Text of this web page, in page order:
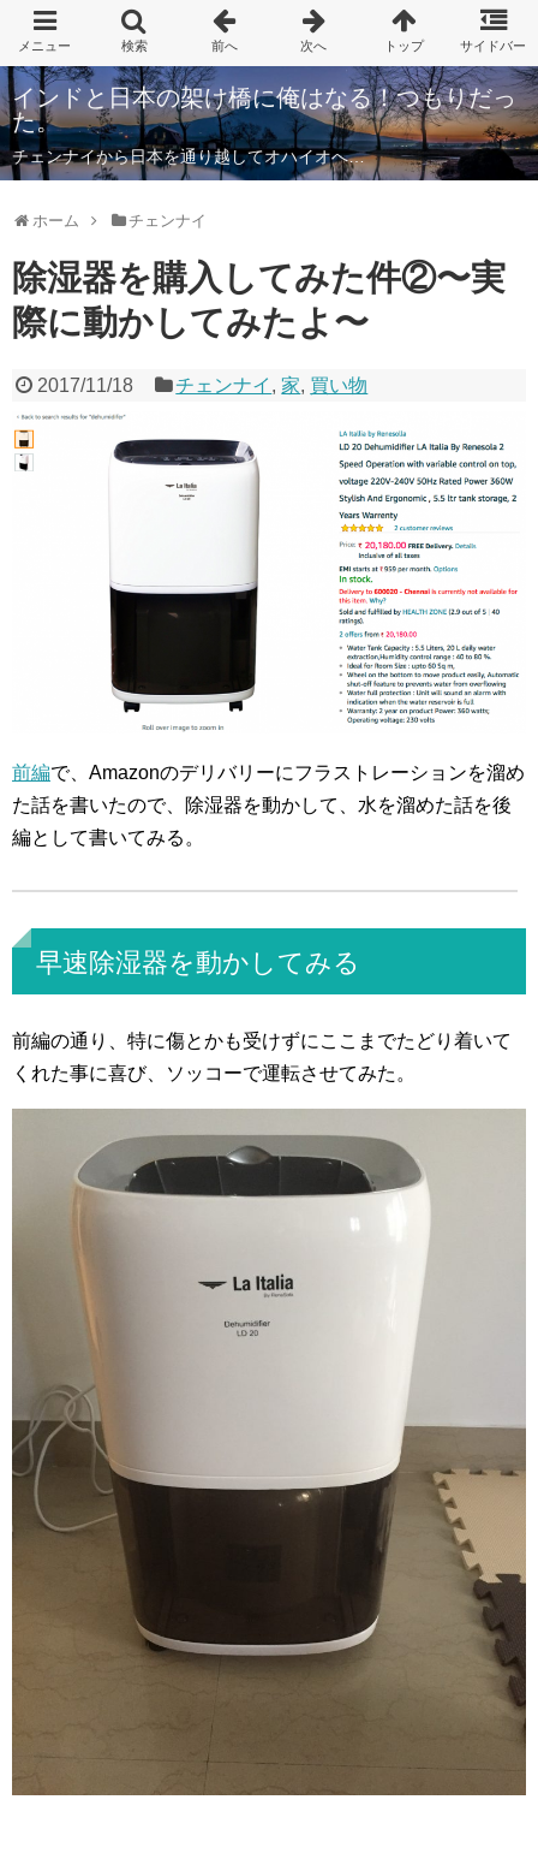
インドと日本の架け橋に俺はなる！つもりだっ
た。
チェンナイから日本を通り越してオハイオへ…
ホーム チェンナイ
除湿器を購入してみた件②〜実
際に動かしてみたよ〜
2017/11/18 チェンナイ ,家, 買い物
前編で、Amazonのデリバリーにフラストレーションを溜め
た話を書いたので、除湿器を動かして、水を溜めた話を後
編として書いてみる。
早速除湿器を動かしてみる
前編の通り、特に傷とかも受けずにここまでたどり着いて
くれた事に喜び、ソッコーで運転させてみた。